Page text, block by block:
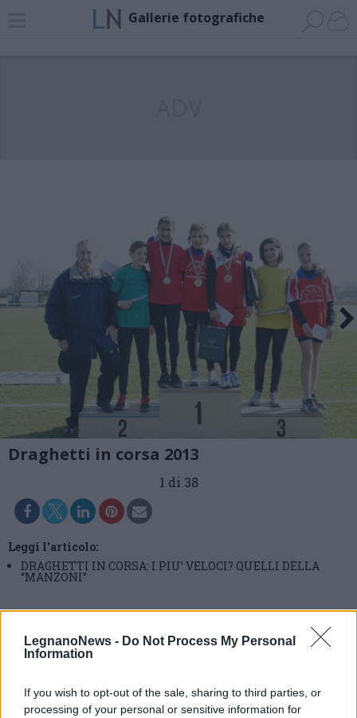
LegnanoNews - Do Not Process My Personal
Information
If you wish to opt-out of the sale, sharing to third parties, or
processing of your personal or sensitive information for
Gallerie fotografiche
Draghetti in corsa 2013
1 di 38
Leggi l'articolo:
DRAGHETTI IN CORSA: I PIU’ VELOCI? QUELLI DELLA
“MANZONI”